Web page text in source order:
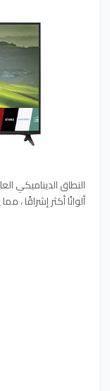
ألوانًا أكثر إشراقًا ،